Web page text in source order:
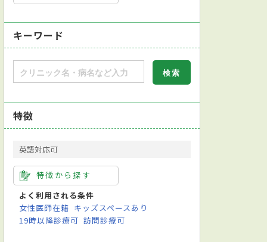
キーワード
特徴
英語対応可
特徴から探す
よく利用される条件
女性医師在籍 キッズスペースあり
19時以降診療可 訪問診療可